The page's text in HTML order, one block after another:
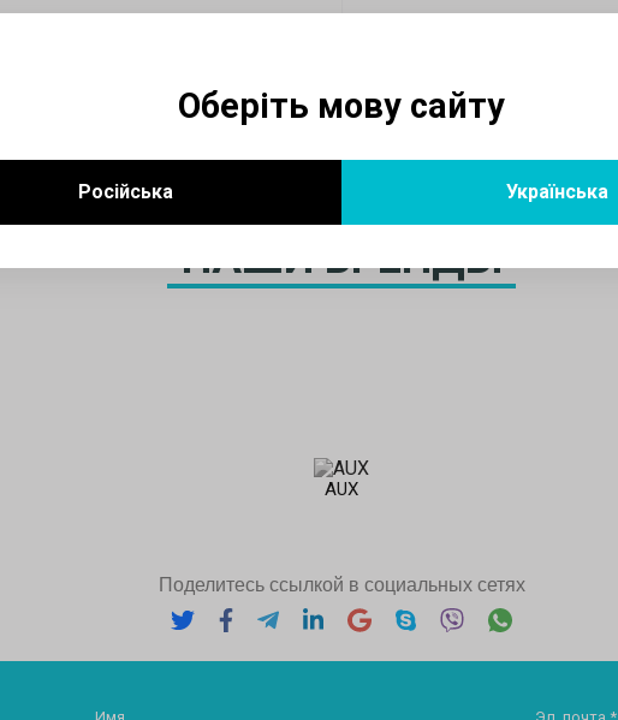
Оберіть мову сайту
Російська Українська
НАШИ БРЕНДЫ
AUX
Поделитесь ссылкой в социальных сетях